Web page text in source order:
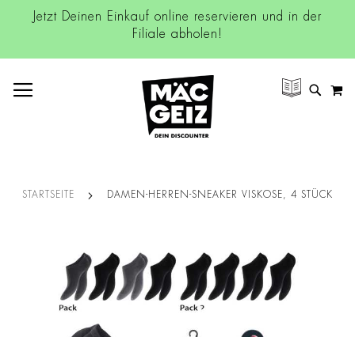
Jetzt Deinen Einkauf online reservieren und in der
Filiale abholen!
SUCHE
STARTSEITE DAMEN-HERREN-SNEAKER VISKOSE, 4 STÜCK
Bildgalerie